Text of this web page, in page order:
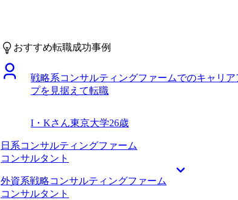
ので、「不愛想」といったフィードバックをいただき
ただいた結果、最終的に内定までたどり着きました。
後は年収650万円になりました。 クライアントワーク
を通じて対人面での印象は大幅に改善できたと感じて
少しずつ改善する経験も積めたので、壁にぶつかり
ただけるコンサルタントを目指して頑張りたいと思い
もちょうど良い区切りですし、1度自分のキャリアを
転職先でも連続的にCRM導入や刷新など難易度の高
ができそうな仕事をしたいと考えました。事業会社で
CRM施策に従事するより、コンサルティングファー
ロジェクトを進めながら、専門性を磨きたいと考え、
ールモデルに近いと感じたからです。CRMに精通し
深く私のニーズを理解してサポートしていたいただけ
サルタントの仕事の楽しさや大変なこと、ファームご
違いやキャリアパスなどを丁寧に教えていただけまし
CRM領域について詳しい方にサポートいただきたい
んにぜひサポートいただこうと決めました。 ファー
おすすめ転職成功事例
戦略系コンサルティングファームでのキャリ
プを見据えて転職
I・Kさん東京大学26歳
日系コンサルティングファーム
コンサルタント
外資系戦略コンサルティングファーム
コンサルタント